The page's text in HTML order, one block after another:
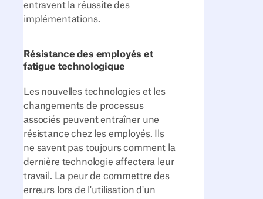
entravent la réussite des
implémentations.
Résistance des employés et
fatigue technologique
Les nouvelles technologies et les
changements de processus
associés peuvent entraîner une
résistance chez les employés. Ils
ne savent pas toujours comment la
dernière technologie affectera leur
travail. La peur de commettre des
erreurs lors de l'utilisation d'un